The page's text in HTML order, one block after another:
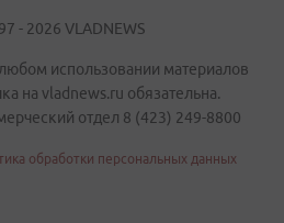
- 2026 VLADNEWS
использовании материалов
на vladnews.ru обязательна.
отдел 8 (423) 249-8800
обработки персональных данных